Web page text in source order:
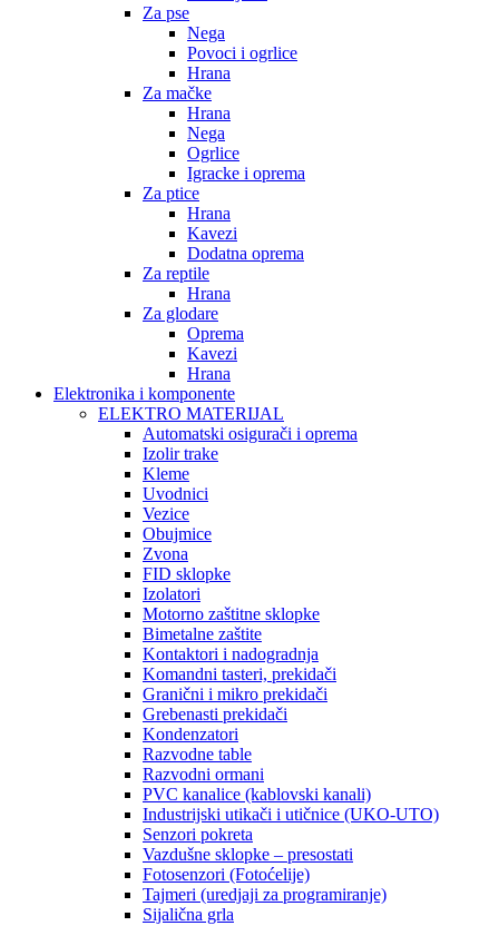
Za pse
Nega
Povoci i ogrlice
Hrana
Za mačke
Hrana
Nega
Ogrlice
Igracke i oprema
Za ptice
Hrana
Kavezi
Dodatna oprema
Za reptile
Hrana
Za glodare
Oprema
Kavezi
Hrana
Elektronika i komponente
ELEKTRO MATERIJAL
Automatski osigurači i oprema
Izolir trake
Kleme
Uvodnici
Vezice
Obujmice
Zvona
FID sklopke
Izolatori
Motorno zaštitne sklopke
Bimetalne zaštite
Kontaktori i nadogradnja
Komandni tasteri, prekidači
Granični i mikro prekidači
Grebenasti prekidači
Kondenzatori
Razvodne table
Razvodni ormani
PVC kanalice (kablovski kanali)
Industrijski utikači i utičnice (UKO-UTO)
Senzori pokreta
Vazdušne sklopke – presostati
Fotosenzori (Fotoćelije)
Tajmeri (uredjaji za programiranje)
Sijalična grla